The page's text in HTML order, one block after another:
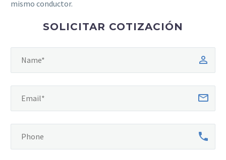
mismo conductor.
SOLICITAR COTIZACIÓN